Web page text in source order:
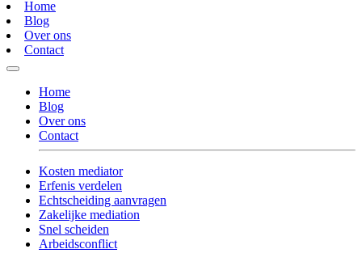
Home
Blog
Over ons
Contact
Home
Blog
Over ons
Contact
Kosten mediator
Erfenis verdelen
Echtscheiding aanvragen
Zakelijke mediation
Snel scheiden
Arbeidsconflict